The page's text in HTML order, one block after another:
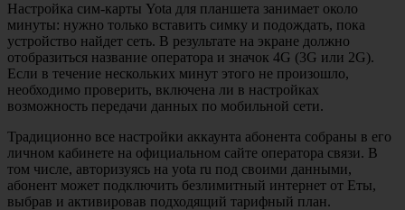
Настройка сим-карты Yota для планшета занимает около
минуты: нужно только вставить симку и подождать, пока
устройство найдет сеть. В результате на экране должно
отобразиться название оператора и значок 4G (3G или 2G).
Если в течение нескольких минут этого не произошло,
необходимо проверить, включена ли в настройках
возможность передачи данных по мобильной сети.
Традиционно все настройки аккаунта абонента собраны в его
личном кабинете на официальном сайте оператора связи. В
том числе, авторизуясь на yota ru под своими данными,
абонент может подключить безлимитный интернет от Еты,
выбрав и активировав подходящий тарифный план.